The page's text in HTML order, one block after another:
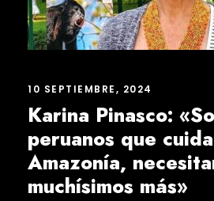
10 SEPTIEMBRE, 2024
Karina Pinasco:
peruanos que
Amazonía,
muchísimos más»